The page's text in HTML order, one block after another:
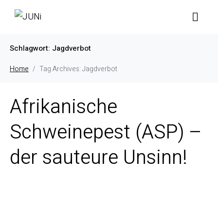
Schlagwort: Jagdverbot
Home Tag Archives: Jagdverbot
Afrikanische
Schweinepest (ASP) –
der sauteure Unsinn!